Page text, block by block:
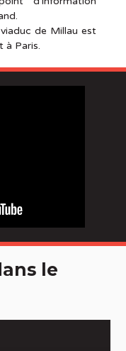
de Millau est
à Paris.
le